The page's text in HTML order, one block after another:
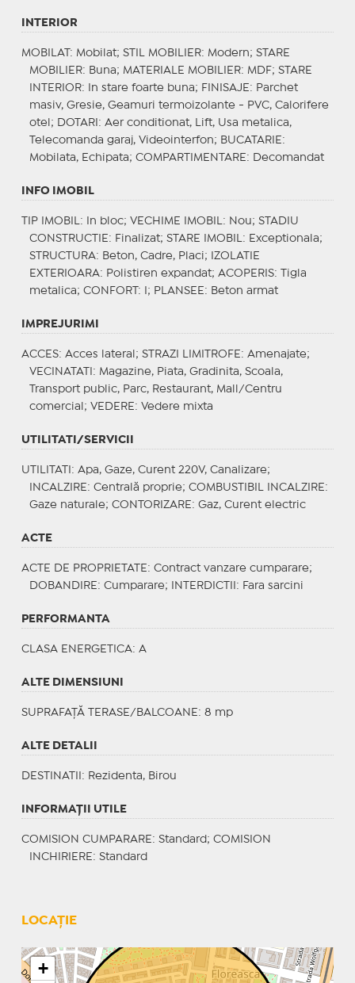
INTERIOR
MOBILAT : Mobilat; STIL MOBILIER: Modern; STARE
MOBILIER: Buna; MATERIALE MOBILIER: MDF; STARE
INTERIOR: In stare foarte buna; FINISAJE : Parchet
masiv, Gresie, Geamuri termoizolante - PVC, Calorifere
otel;
DOTARI : Aer conditionat, Lift, Usa metalica,
Telecomanda garaj, Videointerfon; BUCATARIE :
Mobilata, Echipata; COMPARTIMENTARE : Decomandat
INFO IMOBIL
TIP IMOBIL : In bloc; VECHIME IMOBIL : Nou; STADIU
CONSTRUCTIE : Finalizat; STARE IMOBIL : Exceptionala;
STRUCTURA: Beton, Cadre, Placi;
IZOLATIE
EXTERIOARA: Polistiren expandat; ACOPERIS: Tigla
metalica; CONFORT : I; PLANSEE : Beton armat
IMPREJURIMI
ACCES: Acces lateral; STRAZI LIMITROFE : Amenajate;
VECINATATI : Magazine, Piata, Gradinita, Scoala,
Transport public, Parc, Restaurant, Mall/Centru
comercial; VEDERE : Vedere mixta
UTILITATI/SERVICII
UTILITATI : Apa, Gaze, Curent 220V, Canalizare;
INCALZIRE : Centrală proprie; COMBUSTIBIL INCALZIRE :
Gaze naturale; CONTORIZARE : Gaz, Curent electric
ACTE
ACTE DE PROPRIETATE : Contract vanzare cumparare;
DOBANDIRE : Cumparare; INTERDICTII : Fara sarcini
PERFORMANTA
CLASA ENERGETICA: A
ALTE DIMENSIUNI
SUPRAFAȚĂ TERASE/BALCOANE: 8 mp
ALTE DETALII
DESTINATII : Rezidenta, Birou
INFORMAŢII UTILE
COMISION CUMPARARE: Standard; COMISION
INCHIRIERE: Standard
LOCAȚIE
+